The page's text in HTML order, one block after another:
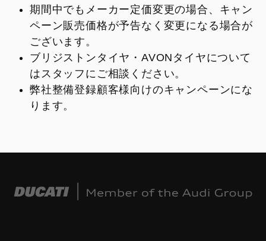
期間中でもメーカー定価変更の場合、キャン
ペーン販売価格が予告なく変更になる場合が
ございます。
ブリジストンタイヤ・AVONタイヤについて
はスタッフにご相談ください。
弊社整備登録顧客様向けのキャンペーンにな
ります。